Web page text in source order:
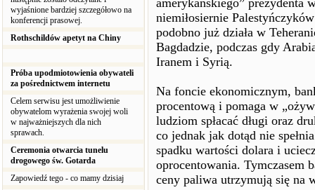
wyjaśnione bardziej szczegółowo na
konferencji prasowej.
Rothschildów apetyt na Chiny
Próba upodmiotowienia obywateli
za pośrednictwem internetu
Celem serwisu jest umożliwienie
obywatelom wyrażenia swojej woli
w najważniejszych dla nich
sprawach.
Ceremonia otwarcia tunelu
drogowego św. Gotarda
Zapowiedź tego - co mamy dzisiaj
amerykańskiego” prezydenta
niemiłosiernie
podobno już działa w
Bagdadzie, podczas gdy
Iranem i Syrią.
Na foncie ekonomicznym,
procentową i pomaga w
ludziom spłacać długi oraz
co jednak jak dotąd nie
spadku wartości dolara i
oprocentowania. Tymczasem
ceny paliwa utrzymują się na